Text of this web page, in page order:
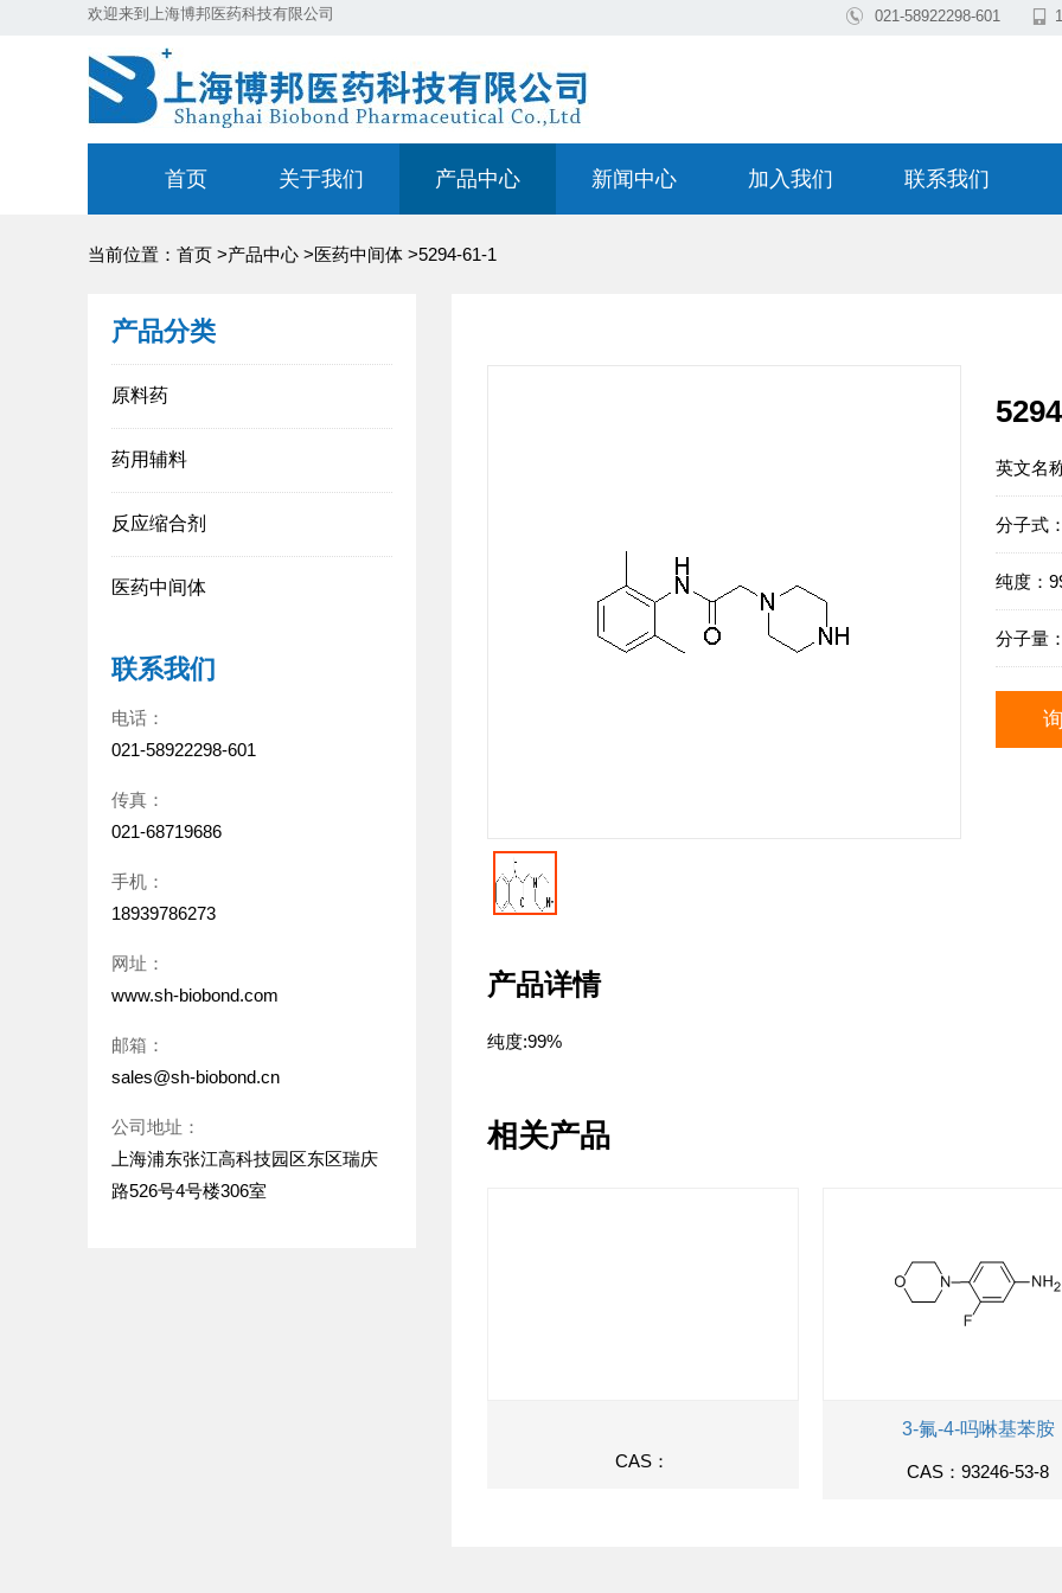
欢迎来到上海博邦医药科技有限公司  021-58922298-601 
首页 关于我们 产品中心 新闻中心 加入我们 联系我们
当前位置： 首页 >产品中心 >医药中间体 >5294-61-1
产品分类
原料药
药用辅料
反应缩合剂
医药中间体
联系我们
电话：
021-58922298-601
传真：
021-68719686
手机：
18939786273
网址：
www.sh-biobond.com
邮箱：
sales@sh-biobond.cn
公司地址：
上海浦东张江高科技园区东区瑞庆
路526号4号楼306室
英文名
分子式：
纯度：
分子量：
产品详情
纯度:99%
相关产品
CAS：
3-氟-4-吗啉基苯胺
CAS：93246-53-8